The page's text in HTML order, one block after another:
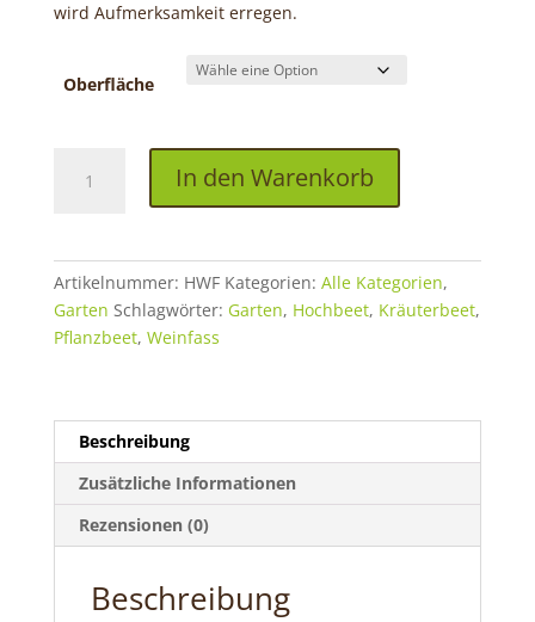
wird Aufmerksamkeit erregen.
Oberfläche
Pflanzbeet
In den Warenkorb
Artikelnummer: HWF Kategorien: Alle Kategorien,
Garten Schlagwörter: Garten, Hochbeet, Kräuterbeet,
Pflanzbeet, Weinfass
Beschreibung
Zusätzliche Informationen
Rezensionen (0)
Beschreibung